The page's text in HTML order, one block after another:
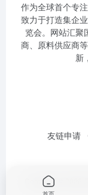
作为全球首个专
致力于打造集企
览会。网站汇聚
商、原料供应商
新
友链申请
Copyright © 2026